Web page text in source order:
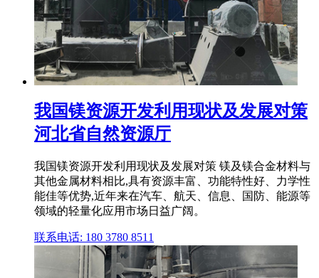
我国镁资源开发利用现状及发展对策
河北省自然资源厅
我国镁资源开发利用现状及发展对策 镁及镁合金材料与
其他金属材料相比,具有资源丰富、功能特性好、力学性
能佳等优势,近年来在汽车、航天、信息、国防、能源等
领域的轻量化应用市场日益广阔。
联系电话: 180 3780 8511